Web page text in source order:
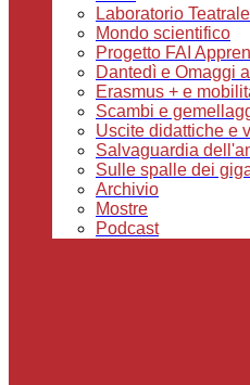
Laboratorio Teatrale
Mondo scientifico
Progetto FAI
Dantedì e Omaggi
Erasmus + e
Scambi e
Uscite didattiche e
Salvaguardia
Sulle spalle dei
Archivio
Mostre
Podcast